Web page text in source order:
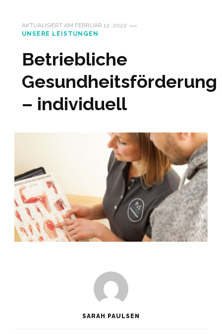
AKTUALISIERT AM FEBRUAR 12, 2022
UNSERE LEISTUNGEN
Betriebliche
Gesundheitsförderung
– individuell
SARAH PAULSEN